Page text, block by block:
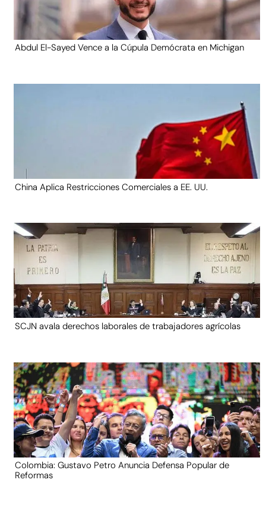
Abdul El-Sayed Vence a la Cúpula Demócrata en Michigan
China Aplica Restricciones Comerciales a EE. UU.
SCJN avala derechos laborales de trabajadores agrícolas
Colombia: Gustavo Petro Anuncia Defensa Popular de
Reformas